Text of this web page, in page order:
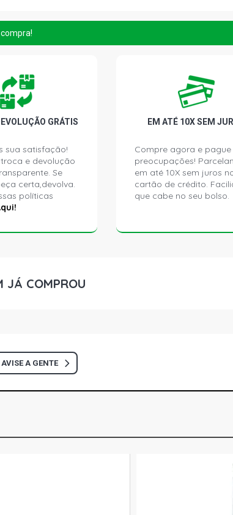
IDEA ATTRACTIVE MINIVAN 1.4 8V FIRE FLEX
(2011 - 2016)
GRÁTIS
sua satisfação!
e devolução
Se
certa,devolva.
políticas
EM ATÉ 10X SEM
Compre agora e pague
preocupações!
em até 10X sem juros
cartão de crédito.
que cabe no seu bolso.
JÁ COMPROU
AVISE A GENTE